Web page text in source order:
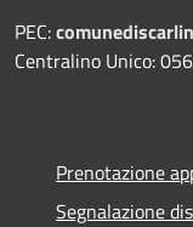
PEC:
Centralino Unico:
Prenotazione
Segnalazione